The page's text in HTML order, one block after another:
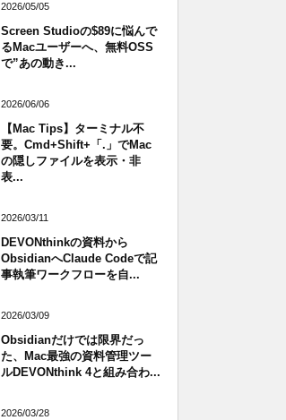
2026/05/05
Screen Studioの$89に悩んで
るMacユーザーへ、無料OSS
で”あの動き...
2026/06/06
【Mac Tips】ターミナル不
要。Cmd+Shift+「.」でMac
の隠しファイルを表示・非
表...
2026/03/11
DEVONthinkの資料から
ObsidianへClaude Codeで記
事執筆ワークフローを自...
2026/03/09
Obsidianだけでは限界だっ
た、Mac最強の資料管理ツー
ルDEVONthink 4と組み合わ...
2026/03/28